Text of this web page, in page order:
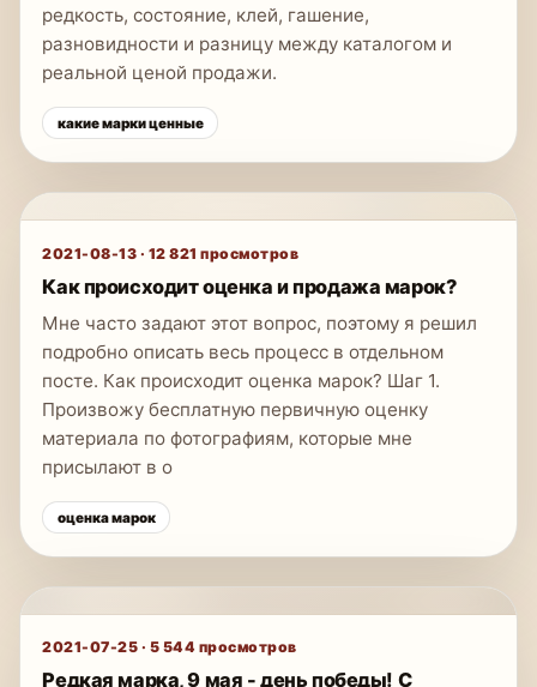
редкость, состояние, клей, гашение,
разновидности и разницу между каталогом и
реальной ценой продажи.
какие марки ценные
2021-08-13 · 12 821 просмотров
Как происходит оценка и продажа марок?
Мне часто задают этот вопрос, поэтому я решил
подробно описать весь процесс в отдельном
посте. Как происходит оценка марок? Шаг 1.
Произвожу бесплатную первичную оценку
материала по фотографиям, которые мне
присылают в о
оценка марок
2021-07-25 · 5 544 просмотров
Редкая марка, 9 мая - день победы! С